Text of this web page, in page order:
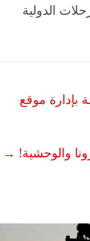
على الرحلات الدولية
بإدارة موقع
والوحشية! →